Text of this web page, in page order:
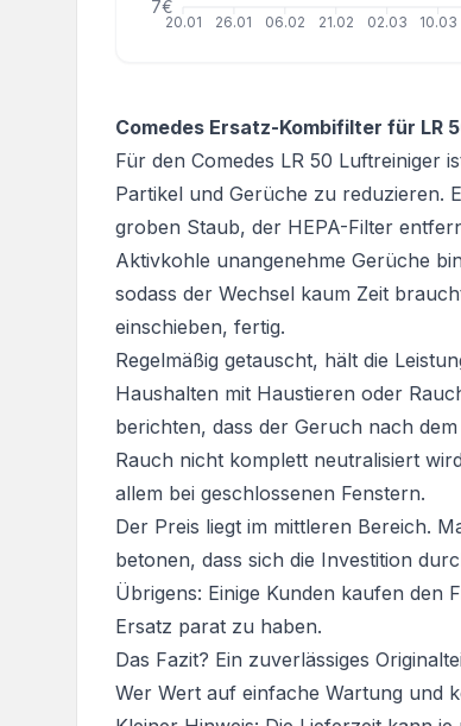
20.01 26.01 06.02 21.02 02.03 10.03
7€
Comedes Ersatz-Kombifilter für LR
Für den Comedes LR 50 Luftreiniger
Partikel und Gerüche zu reduzieren.
groben Staub, der HEPA-Filter
Aktivkohle unangenehme Gerüche
sodass der Wechsel kaum Zeit
einschieben, fertig.
Regelmäßig getauscht, hält die
Haushalten mit Haustieren oder
berichten, dass der Geruch nach
Rauch nicht komplett neutralisiert
allem bei geschlossenen Fenstern.
Der Preis liegt im mittleren Bereich.
betonen, dass sich die Investition
Übrigens: Einige Kunden kaufen den
Ersatz parat zu haben.
Das Fazit? Ein zuverlässiges
Wer Wert auf einfache Wartung und